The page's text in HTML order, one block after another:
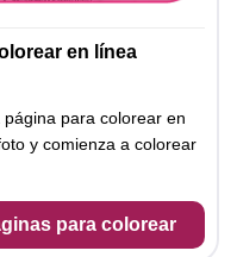
en línea
para colorear en
y comienza a colorear
para colorear